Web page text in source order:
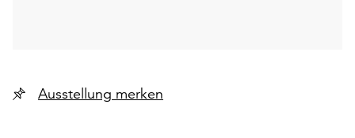
Ausstellung merken